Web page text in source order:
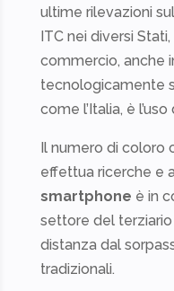
ultime rilevazioni
ITC nei diversi
commercio, anche
tecnologicamente
come l’Italia, è l’uso
Il numero di coloro
effettua ricerche e
smartphone è in
settore del
distanza dal
tradizionali.